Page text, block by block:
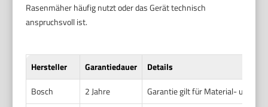
Rasenmäher häufig nutzt oder das Gerät technisch
anspruchsvoll ist.
Hersteller Garantiedauer
Details
Bosch
2 Jahre
Garantie gilt für Material- und